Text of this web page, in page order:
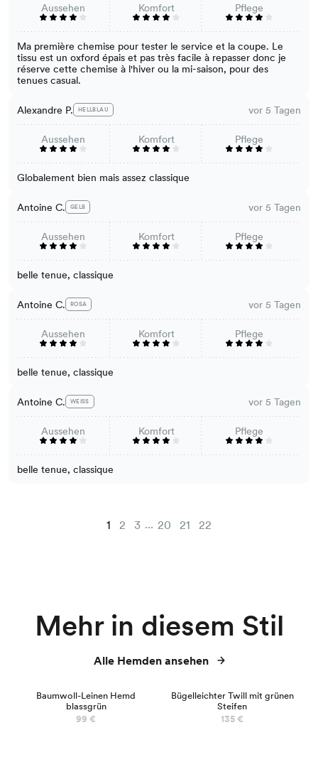
Aussehen Komfort Pflege
Ma première chemise pour tester le service et la coupe. Le
tissu est un oxford épais et pas très facile à repasser donc je
réserve cette chemise à l'hiver ou la mi-saison, pour des
tenues casual.
Alexandre P. HELLBLAU vor 5 Tagen
Aussehen Komfort Pflege
Globalement bien mais assez classique
Antoine C. GELB vor 5 Tagen
Aussehen Komfort Pflege
belle tenue, classique
Antoine C. ROSA vor 5 Tagen
Aussehen Komfort Pflege
belle tenue, classique
Antoine C. WEISS vor 5 Tagen
Aussehen Komfort Pflege
belle tenue, classique
1 2 3 ... 20 21 22
Mehr in diesem Stil
Alle Hemden ansehen
Baumwoll-Leinen Hemd
blassgrün
99 €
Bügelleichter Twill mit grünen
Steifen
135 €